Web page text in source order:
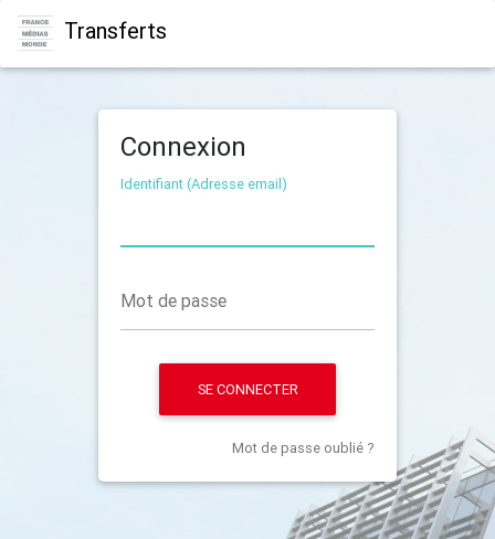
Transferts
Connexion
Identifiant (Adresse email)
Mot de passe
SE CONNECTER
Mot de passe oublié ?